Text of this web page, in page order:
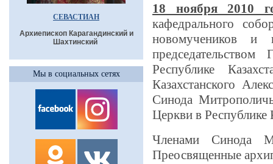
СЕВАСТИАН
Архиепископ Карагандинский и
Шахтинский
Мы в социальных сетях
18 ноября 2010
кафедрального
новомучеников и
Республике
Казахстанского
Синода
Церкви в Республике
Членами Синода
Преосвященные